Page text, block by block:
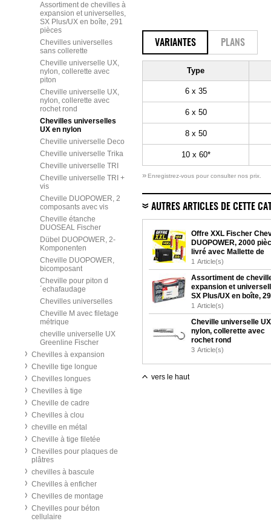
Assortiment de chevilles à
expansion et universelles,
SX Plus/UX en boîte, 291
pièces
Chevilles universelles
sans collerette
Cheville universelle UX,
nylon, collerette avec
piton
Cheville universelle UX,
nylon, collerette avec
rochet rond
Chevilles universelles
UX en nylon
Cheville universelle Deco
Cheville universelle Trika
Cheville universelle TRI
Cheville universelle TRI +
vis
Cheville DUOPOWER, 2
composants avec vis
Cheville étanche
DUOSEAL Fischer
Dübel DUOPOWER, 2-
Komponenten
Cheville DUOPOWER,
bicomposant
Cheville pour piton d
´echafaudage
Chevilles universelles
Cheville M avec filetage
métrique
cheville universelle UX
Greenline Fischer
Chevilles à expansion
Cheville tige longue
Chevilles longues
Chevilles à tige
Cheville de cadre
Chevilles à clou
cheville en métal
Cheville à tige filetée
Chevilles pour plaques de
plâtres
chevilles à bascule
Chevilles à enficher
Chevilles de montage
Chevilles pour béton
cellulaire
VARIANTES PLANS
Type
6 x 35
6 x 50
8 x 50
10 x 60*
» Enregistrez-vous pour consulter nos prix.
AUTRES ARTICLES DE CETTE
Offre XXL Fischer
DUOPOWER, 2000
livré avec Mallette de
transport TBS France
1 Article(s)
Assortiment de
expansion et
SX Plus/UX en boîte,
pièces
1 Article(s)
Cheville universelle
nylon, collerette avec
rochet rond
3 Article(s)
vers le haut